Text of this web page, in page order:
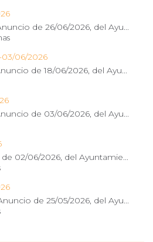
de 26/06/2026, del Ayu...
03/06/2026
de 18/06/2026, del Ayu...
de 03/06/2026, del Ayu...
02/06/2026, del Ayuntamie...
de 25/05/2026, del Ayu...